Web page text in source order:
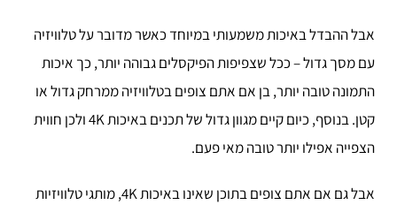
אבל ההבדל באיכות משמעותי במיוחד כאשר מדובר על טלוויזיה
עם מסך גדול – ככל שצפיפות הפיקסלים גבוהה יותר, כך איכות
התמונה טובה יותר, בן אם אתם צופים בטלוויזיה ממרחק גדול או
קטן.
בנוסף, כיום קיים מגוון גדול של תכנים באיכות 4K ולכן חווית
הצפייה אפילו יותר טובה מאי פעם.
אבל גם אם אתם צופים בתוכן שאינו באיכות 4K, מותגי טלוויזיות